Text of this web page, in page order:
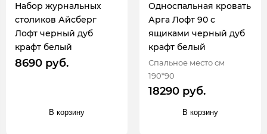
Набор журнальных
столиков Айсберг
Лофт черный дуб
крафт белый
8690 руб.
В корзину
Односпальная кровать
Арга Лофт 90 с
ящиками черный дуб
крафт белый
Спальное место см
190*90
18290 руб.
В корзину